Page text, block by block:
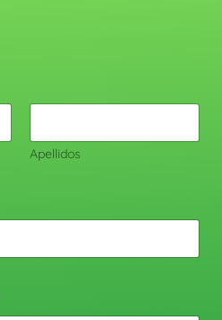
Apellidos